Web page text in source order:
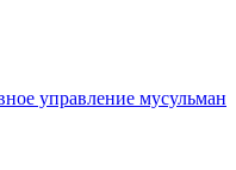
управление мусульман